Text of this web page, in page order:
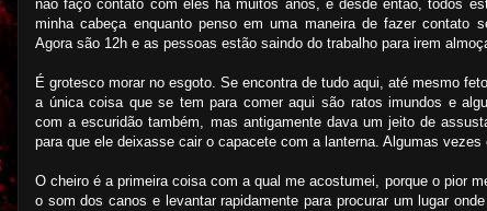
não faço contato com eles há muitos anos, e desde então, todos
minha cabeça enquanto penso em uma maneira de fazer contato
Agora são 12h e as pessoas estão saindo do trabalho para irem
É grotesco morar no esgoto. Se encontra de tudo aqui, até mesmo
a única coisa que se tem para comer aqui são ratos imundos e
com a escuridão também, mas antigamente dava um jeito de
para que ele deixasse cair o capacete com a lanterna. Algumas vezes
O cheiro é a primeira coisa com a qual me acostumei, porque o pior
o som dos canos e levantar rapidamente para procurar um lugar